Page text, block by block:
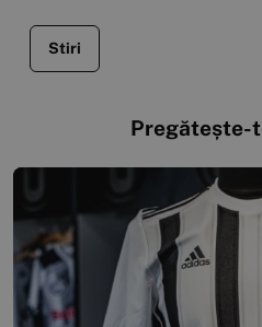
Stiri
Pregătește-